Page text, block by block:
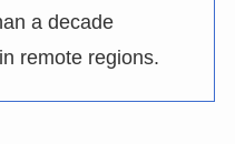
a decade
remote regions.